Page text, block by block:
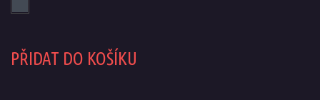
PŘIDAT DO KOŠÍKU